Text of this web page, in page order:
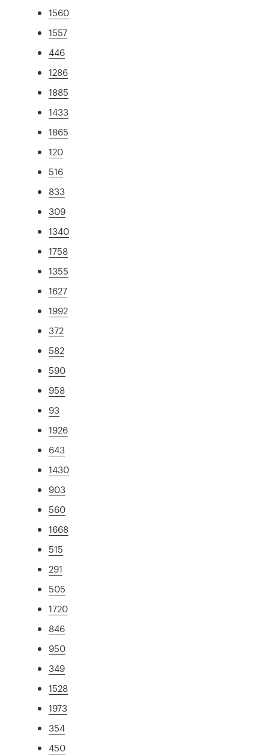
1560
1557
446
1286
1885
1433
1865
120
516
833
309
1340
1758
1355
1627
1992
372
582
590
958
93
1926
643
1430
903
560
1668
515
291
505
1720
846
950
349
1528
1973
354
450